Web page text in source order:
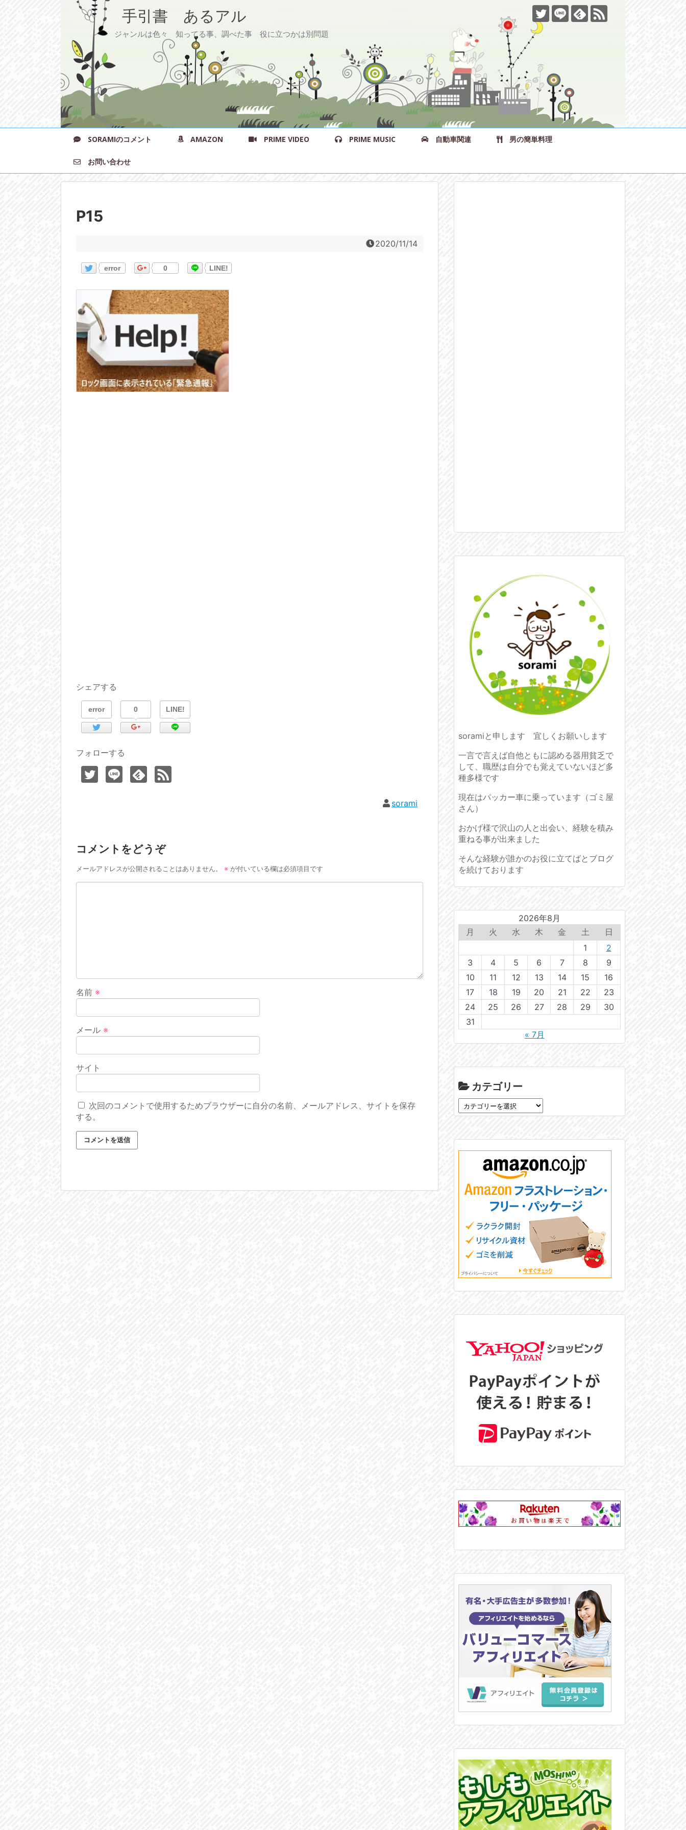
手引書 あるアル
ジャンルは色々 知ってる事、調べた事 役に立つかは別問題
SORAMIのコメント AMAZON PRIME VIDEO PRIME MUSIC 自動車関連 男の簡単料理
お問い合わせ
P15
2020/11/14
error 0 LINE!
シェアする
error 0 LINE!
フォローする
sorami
コメントをどうぞ
メールアドレスが公開されることはありません。 ※ が付いている欄は必須項目です
名前 ※
メール ※
サイト
次回のコメントで使用するためブラウザーに自分の名前、メールアドレス、サイトを保存
する。
soramiと申します 宜しくお願いします
一言で言えば自他ともに認める器用貧乏で
して、職歴は自分でも覚えていないほど多
種多様です
現在はパッカー車に乗っています（ゴミ屋
さん）
おかげ様で沢山の人と出会い、経験を積み
重ねる事が出来ました
そんな経験が誰かのお役に立てばとブログ
を続けております
2026年8月
月
火 水 木 金 土
日
1
2
3
4 5 6 7 8
9
10
11 12 13 14 15
16
17
18 19 20 21 22
23
24
25 26 27 28 29
30
31
« 7月
カテゴリー